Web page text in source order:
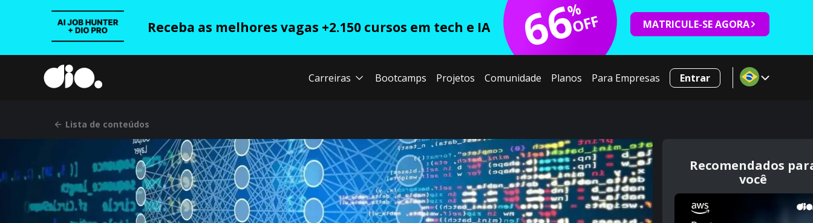
Receba as melhores vagas +2.150 cursos em tech e IA 66
%
OFF MATRICULE-SE AGORA
Carreiras Bootcamps Projetos Comunidade Planos Para Empresas Entrar
Lista de conteúdos
Recomendados
você